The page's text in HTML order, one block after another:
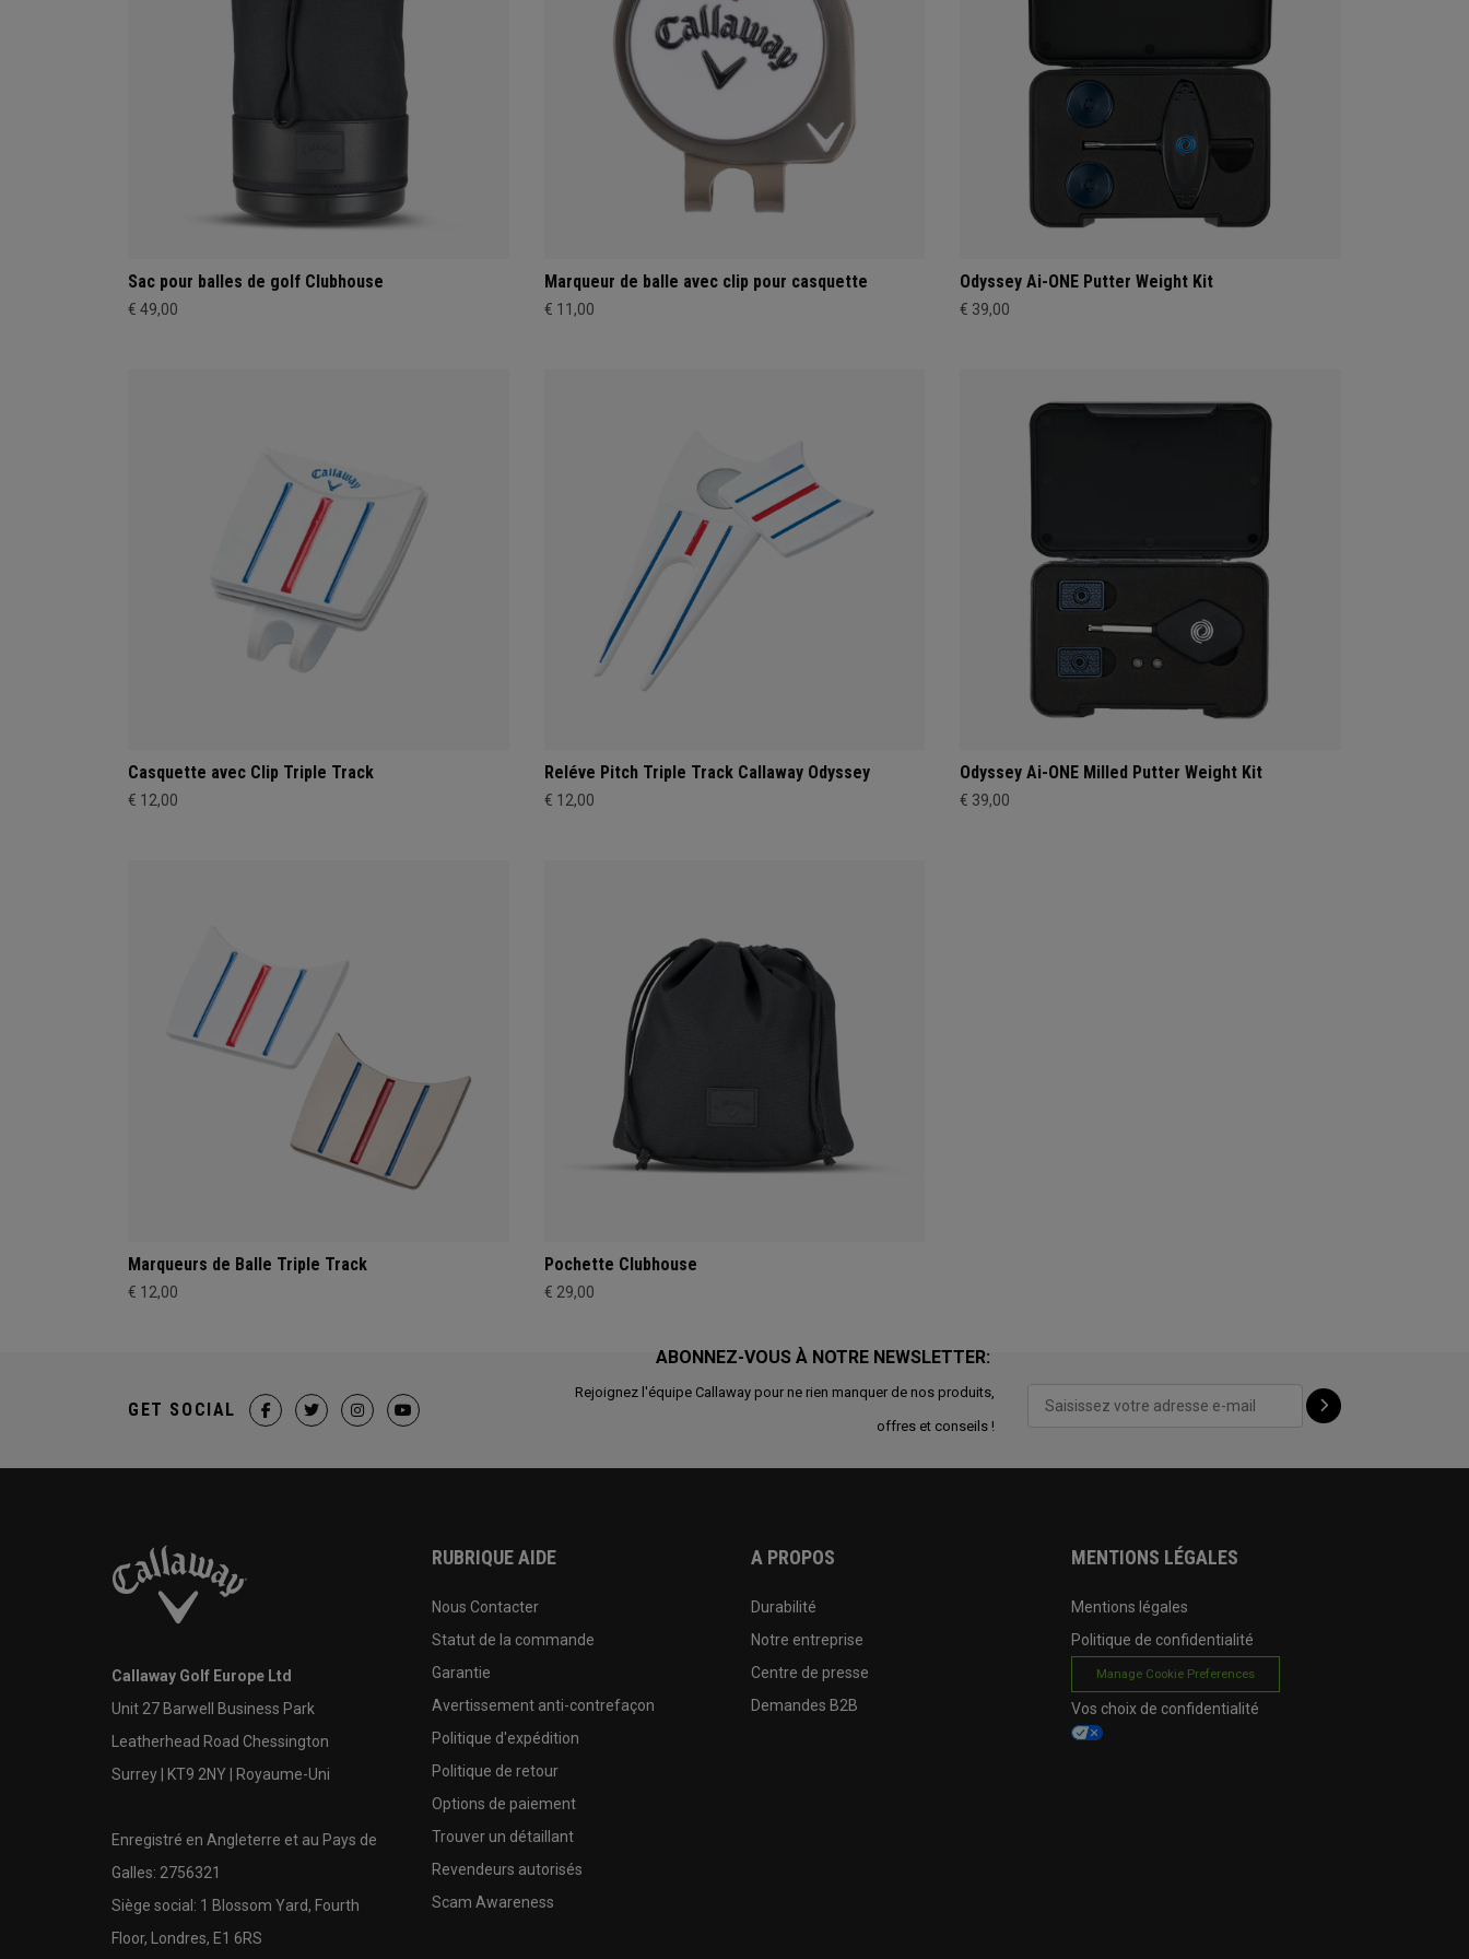
Sac pour balles de golf Clubhouse
€ 49,00
Marqueur de balle avec clip pour casquette
€ 11,00
Odyssey Ai-ONE Putter Weight Kit
€ 39,00
Casquette avec Clip Triple Track
€ 12,00
Reléve Pitch Triple Track Callaway Odyssey
€ 12,00
Odyssey Ai-ONE Milled Putter Weight Kit
€ 39,00
Marqueurs de Balle Triple Track
€ 12,00
Pochette Clubhouse
€ 29,00
ABONNEZ-VOUS À NOTRE NEWSLETTER:
Rejoignez l'équipe Callaway pour ne rien manquer de nos produits,
offres et conseils !
GET SOCIAL
Callaway Golf Europe Ltd
Unit 27 Barwell Business Park
Leatherhead Road Chessington
Surrey | KT9 2NY | Royaume-Uni
Enregistré en Angleterre et au Pays de
Galles: 2756321
Siège social: 1 Blossom Yard, Fourth
Floor, Londres, E1 6RS
RUBRIQUE AIDE
Nous Contacter
Statut de la commande
Garantie
Avertissement anti-contrefaçon
Politique d'expédition
Politique de retour
Options de paiement
Trouver un détaillant
Revendeurs autorisés
Scam Awareness
A PROPOS
Durabilité
Notre entreprise
Centre de presse
Demandes B2B
MENTIONS LÉGALES
Mentions légales
Politique de confidentialité
Manage Cookie Preferences
Vos choix de confidentialité